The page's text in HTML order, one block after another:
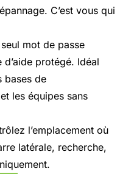
C’est vous qui
mot de passe
protégé. Idéal
bases de
les équipes sans
l’emplacement où
latérale, recherche,